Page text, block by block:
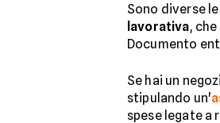
Sono diverse
lavorativa,
Documento
Se hai un
stipulando un'
spese legate